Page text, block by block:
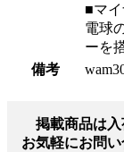
■マイ
電球
ーを
備考
掲載商品は入
お気軽にお問